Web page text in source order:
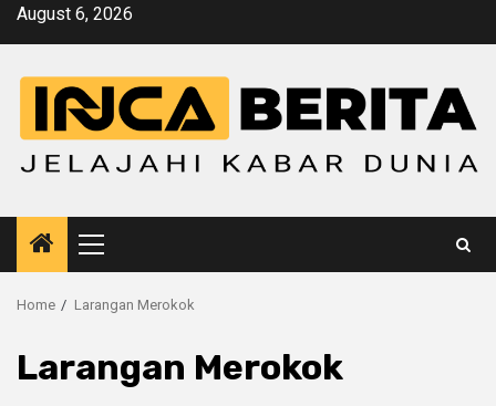
SkipAugust 6, 2026
Primary
Menu
Home Larangan Merokok
Larangan Merokok